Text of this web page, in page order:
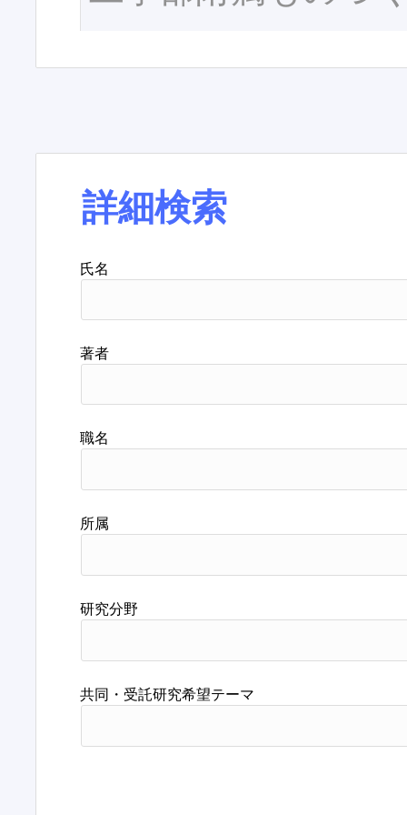
詳細検索
氏名
著者
職名
所属
研究分野
共同・受託研究希望テーマ